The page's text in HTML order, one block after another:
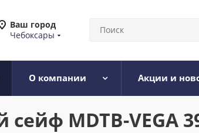
Ваш город
Чебоксары
О компании Акции и
MDTB-VEGA